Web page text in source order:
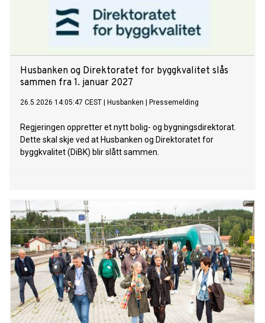
Husbanken og Direktoratet for byggkvalitet slås
sammen fra 1. januar 2027
26.5.2026 14:05:47 CEST Husbanken Pressemelding
Regjeringen oppretter et nytt bolig- og bygningsdirektorat.
Dette skal skje ved at Husbanken og Direktoratet for
byggkvalitet (DiBK) blir slått sammen.